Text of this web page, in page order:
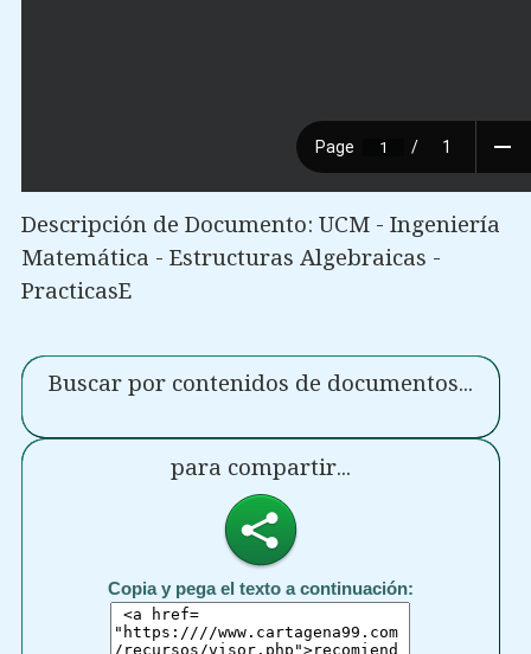
Descripción de Documento: UCM - Ingeniería
Matemática - Estructuras Algebraicas -
PracticasE
Buscar por contenidos de documentos...
para compartir...
Copia y pega el texto a continuación: